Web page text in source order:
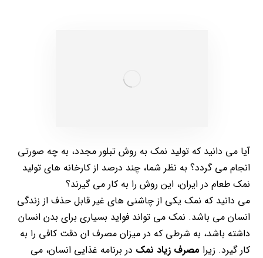
آیا می دانید که تولید نمک به روش تبلور مجدد، به چه صورتی
انجام می گردد؟ به نظر شما، چند درصد از کارخانه های تولید
نمک طعام در ایران، این روش را به کار می گیرند؟
می دانید که نمک یکی از چاشنی های غیر قابل حذف از زندگی
انسان می باشد. نمک می تواند فواید بسیاری برای بدن انسان
داشته باشد، به شرطی که در میزان مصرف ان دقت کافی را به
کار گیرد. زیرا مصرف زیاد نمک در برنامه غذایی انسان، می